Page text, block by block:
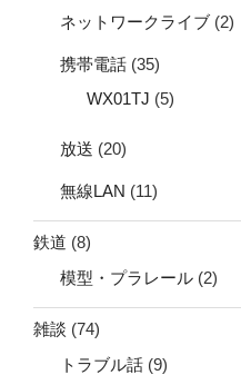
ネットワークライブ (2)
携帯電話 (35)
WX01TJ (5)
放送 (20)
無線LAN (11)
鉄道 (8)
模型・プラレール (2)
雑談 (74)
トラブル話 (9)